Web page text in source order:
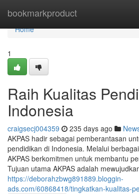
bookmarkproduct
Home
Home
1
Raih Kualitas
Indonesia
craigsecj004359 235 days ago
AKPAS hadir sebagai pemberantasan
pendidikan di Indonesia. Melalui
AKPAS berkomitmen untuk membantu
Tujuan utama AKPAS adalah
https://deborahzbwg891889.bloggin-
ads.com/60868418/tingkatkan-kualitas-